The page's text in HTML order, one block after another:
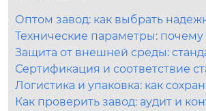
Оптом завод: как выбрать
Технические параметры: почему
Защита от внешней среды:
Сертификация и соответствие
Логистика и упаковка: как
Как проверить завод: аудит и